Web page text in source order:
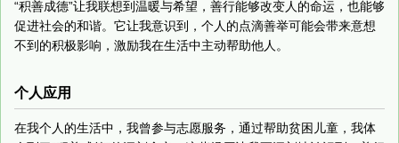
“积善成德”让我联想到温暖与希望，善行能够改变人的命运，也能够
促进社会的和谐。它让我意识到，个人的点滴善举可能会带来意想
不到的积极影响，激励我在生活中主动帮助他人。
个人应用
在我个人的生活中，我曾参与志愿服务，通过帮助贫困儿童，我体